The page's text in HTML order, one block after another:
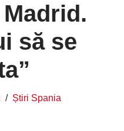
să se
Știri Spania